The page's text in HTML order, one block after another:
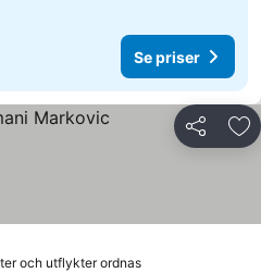
Se priser
Dela
och utflykter ordnas